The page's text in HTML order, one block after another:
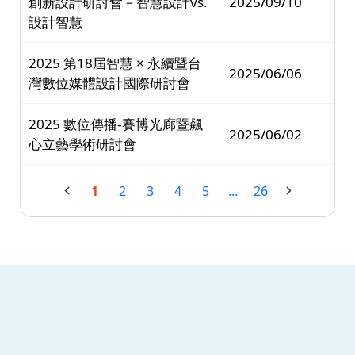
設計智慧
2025 第18屆智慧 × 永續暨台
灣數位媒體設計國際研討會
2025/06/06
2025 數位傳播-賽博光廊暨飆
心立藝學術研討會
2025/06/02
1 2 3 4 5 ... 26